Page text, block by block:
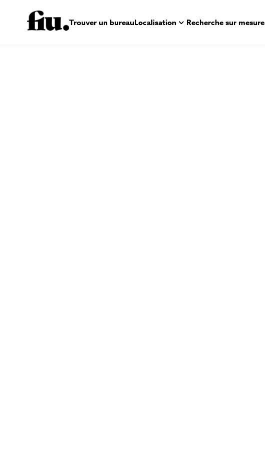
Trouver un bureauLocalisation Recherche sur mesure